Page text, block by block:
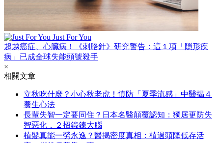
Just For You
超越癌症、心臟病！《刺胳針》研究警告：這１項「隱形疾
病」已成全球失能頭號殺手
×
相關文章
立秋吃什麼？小心秋老虎！慎防「夏季流感」中醫揭４
養生心法
長輩失智一定要同住？日本名醫顛覆認知：獨居更防失
智惡化，２招鍛鍊大腦
植髮真能一勞永逸？醫揭密度真相：植過頭降低存活